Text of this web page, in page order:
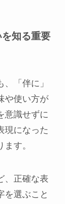
を知る重要
「伴に」
や使い方が
意識せずに
現になった
す。
、正確な表
を選ぶこと